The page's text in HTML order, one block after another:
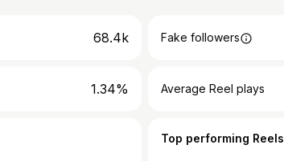
68.4k Fake followers
1.34% Average Reel plays
Top performing Reels